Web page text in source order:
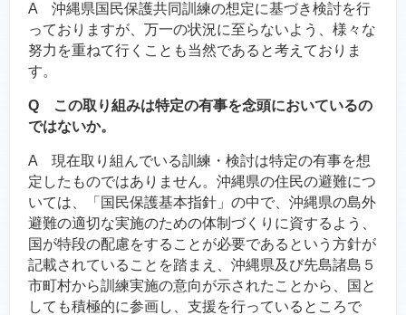
A 沖縄県国民保護共同訓練の想定に基づき検討を行
っておりますが、万一の状況に至らないよう、様々な
努力を重ねて行くことも当然であると考えておりま
す。
Q この取り組みは特定の有事を念頭においているの
ではないか。
A 現在取り組んでいる訓練・検討は特定の有事を想
定したものではありません。沖縄県の住民の避難につ
いては、「国民保護基本指針」の中で、沖縄県の島外
避難の適切な実施のための体制づくりに資するよう、
国が特段の配慮をすることが必要であるという方針が
記載されていることを踏まえ、沖縄県及び先島諸島５
市町村から訓練実施の意向が示されたことから、国と
しても積極的に参画し、支援を行っているところで